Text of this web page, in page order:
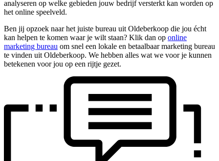
analyseren op welke gebieden jouw bedrijf versterkt kan worden op
het online speelveld.
Ben jij opzoek naar het juiste bureau uit Oldeberkoop die jou écht
kan helpen te komen waar je wilt staan? Klik dan op online
marketing bureau om snel een lokale en betaalbaar marketing bureau
te vinden uit Oldeberkoop. We hebben alles wat we voor je kunnen
betekenen voor jou op een rijtje gezet.